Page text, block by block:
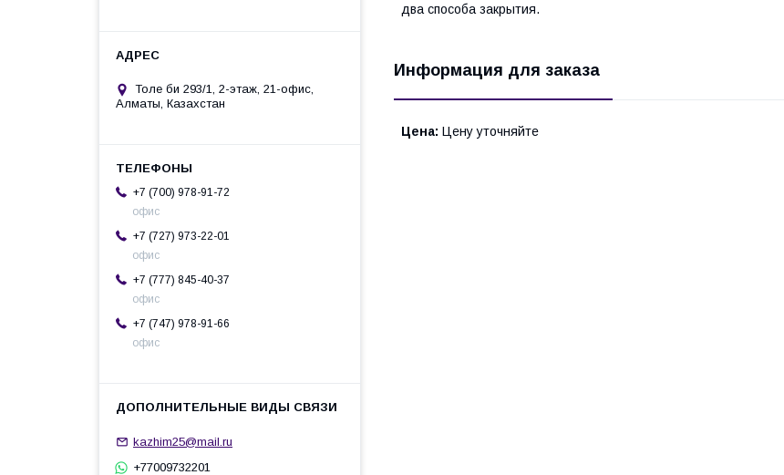
два способа закрытия.
Информация для заказа
Цена: Цену уточняйте
Толе би 293/1, 2-этаж, 21-офис,
Алматы, Казахстан
+7 (700) 978-91-72
офис
+7 (727) 973-22-01
офис
+7 (777) 845-40-37
офис
+7 (747) 978-91-66
офис
kazhim25@mail.ru
+77009732201